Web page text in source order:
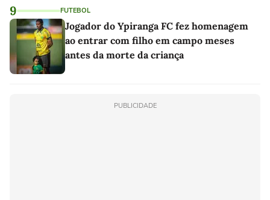
9 FUTEBOL
Jogador do Ypiranga FC fez homenagem
ao entrar com filho em campo meses
antes da morte da criança
PUBLICIDADE